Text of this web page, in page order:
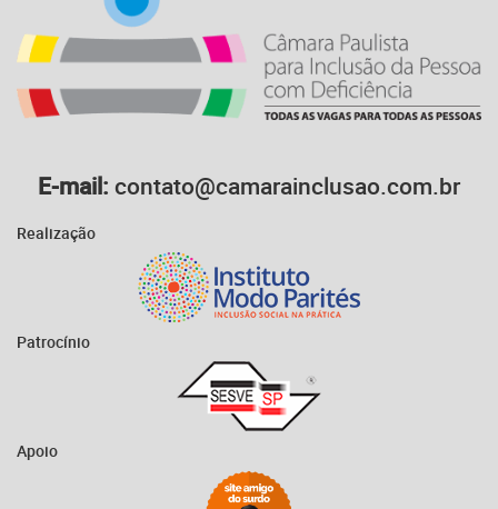
E-mail: contato@camarainclusao.com.br
Realização
Patrocínio
Apoio